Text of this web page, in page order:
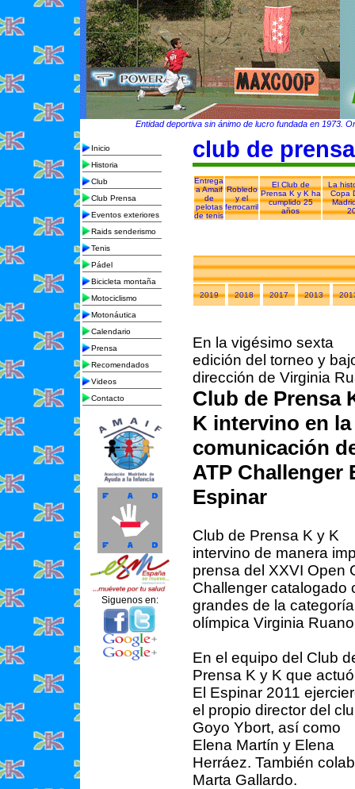
Entidad deportiva sin ánimo de lucro fundada en 1973.
Inicio
Historia
Club
Club Prensa
Eventos exteriores
Raids senderismo
Tenis
Pádel
Bicicleta montaña
Motociclismo
Motonáutica
Calendario
Prensa
Recomendados
Videos
Contacto
Siguenos en:
club de prensa
Entrega
a Amaif
de
pelotas
de tenis
Robledo
y el
ferrocarril
El Club de
Prensa K y K ha
cumplido 25
años
La
Copa
2019 2018 2017 2013
En la vigésimo sexta
edición del torneo y
dirección de Virginia
Club de Prensa
K intervino en la
comunicación
ATP Challenger
Espinar
Club de Prensa K y K
intervino de manera
prensa del XXVI Open
Challenger catalogado
grandes de la
olímpica Virginia
En el equipo del Club
Prensa K y K que
El Espinar 2011
el propio director del
Goyo Ybort, así como
Elena Martín y Elena
Herráez. También
Marta Gallardo.